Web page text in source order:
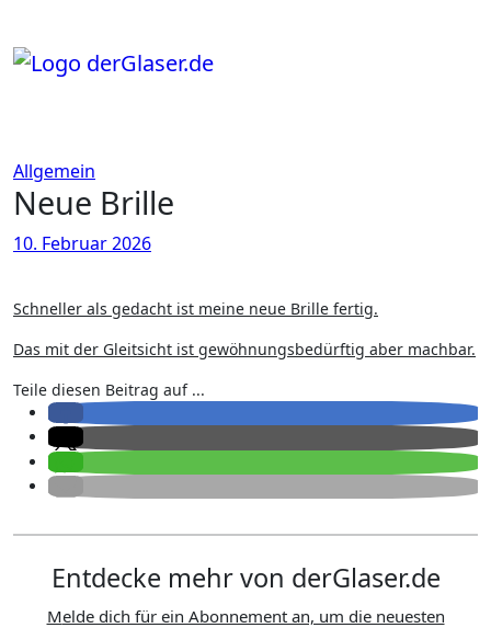
springen
Allgemein
Neue Brille
10. Februar 2026
Schneller als gedacht ist meine neue Brille fertig.
Das mit der Gleitsicht ist gewöhnungsbedürftig aber machbar.
Teile diesen Beitrag auf ...
Entdecke mehr von derGlaser.de
Melde dich für ein Abonnement an, um die neuesten